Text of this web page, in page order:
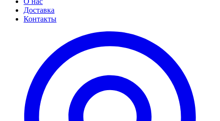
Доставка
Контакты